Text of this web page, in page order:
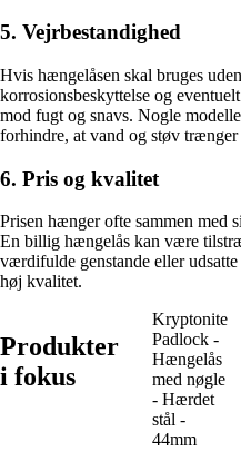
5. Vejrbestandighed
Hvis hængelåsen skal bruges
korrosionsbeskyttelse og
mod fugt og snavs. Nogle
forhindre, at vand og støv trænger
6. Pris og kvalitet
Prisen hænger ofte sammen med
En billig hængelås kan være
værdifulde genstande eller
høj kvalitet.
Produkter
i fokus
Kryptonite
Padlock -
Hængelås
med nøgle
- Hærdet
stål -
44mm